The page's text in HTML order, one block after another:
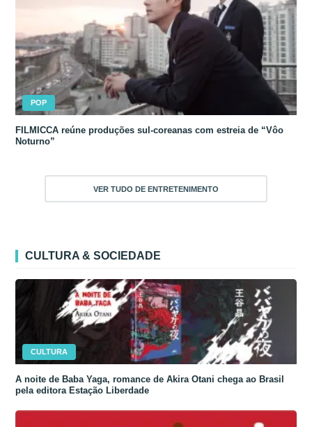
POP
FILMICCA reúne produções sul-coreanas com estreia de “Vôo
Noturno”
VER TUDO DE ENTRETENIMENTO
CULTURA & SOCIEDADE
CULTURA
A noite de Baba Yaga, romance de Akira Otani chega ao Brasil
pela editora Estação Liberdade